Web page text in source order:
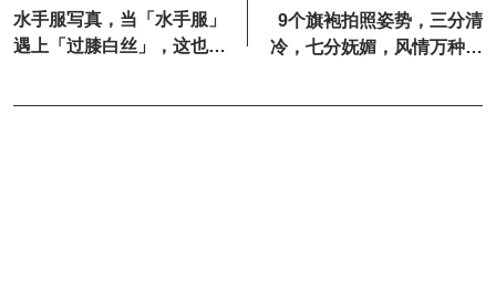
水手服写真，当「水手服」
遇上「过膝白丝」，这也太
9个旗袍拍照姿势，三分清
冷，七分妩媚，风情万种的